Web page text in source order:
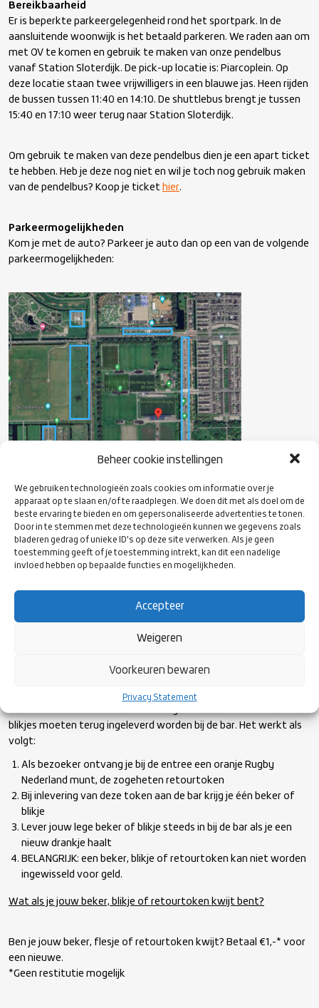
Beheer cookie instellingen
We gebruiken technologieën zoals cookies om informatie over je
apparaat op te slaan en/of te raadplegen. We doen dit met als doel om de
beste ervaring te bieden en om gepersonaliseerde advertenties te tonen.
Door in te stemmen met deze technologieën kunnen we gegevens zoals
bladeren gedrag of unieke ID's op deze site verwerken. Als je geen
toestemming geeft of je toestemming intrekt, kan dit een nadelige
invloed hebben op bepaalde functies en mogelijkheden.
Accepteer
Weigeren
Voorkeuren bewaren
Privacy Statement
Bereikbaarheid
Er is beperkte parkeergelegenheid rond het sportpark. In de
aansluitende woonwijk is het betaald parkeren. We raden aan om
met OV te komen en gebruik te maken van onze pendelbus
vanaf Station Sloterdijk. De pick-up locatie is: Piarcoplein. Op
deze locatie staan twee vrijwilligers in een blauwe jas. Heen rijden
de bussen tussen 11:40 en 14:10. De shuttlebus brengt je tussen
15:40 en 17:10 weer terug naar Station Sloterdijk.
Om gebruik te maken van deze pendelbus dien je een apart ticket
te hebben. Heb je deze nog niet en wil je toch nog gebruik maken
van de pendelbus? Koop je ticket hier.
Parkeermogelijkheden
Kom je met de auto? Parkeer je auto dan op een van de volgende
parkeermogelijkheden:
Betaalsysteem
Vanaf 2024 wordt er niet meer met tokens gewerkt. Bij de bar
en eetgelegenheden kan met pin betaald worden.
Vanaf 1 januari 2024 zijn voor consumptie op locatie
wegwerpbekers en -bakjes die plastic bevatten geheel verboden.
moeten gaan innemen en recyclen.
blikjes moeten terug ingeleverd worden bij de bar. Het werkt als
volgt:
Als bezoeker ontvang je bij de entree een oranje Rugby
Nederland munt, de zogeheten retourtoken
Bij inlevering van deze token aan de bar krijg je één beker of
blikje
Lever jouw lege beker of blikje steeds in bij de bar als je een
nieuw drankje haalt
BELANGRIJK: een beker, blikje of retourtoken kan niet worden
ingewisseld voor geld.
Wat als je jouw beker, blikje of retourtoken kwijt bent?
Ben je jouw beker, flesje of retourtoken kwijt? Betaal €1,-* voor
een nieuwe.
*Geen restitutie mogelijk